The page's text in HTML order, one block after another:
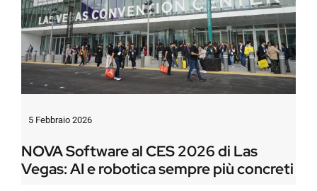
5 Febbraio 2026
NOVA Software al CES 2026 di Las
Vegas: AI e robotica sempre più concreti